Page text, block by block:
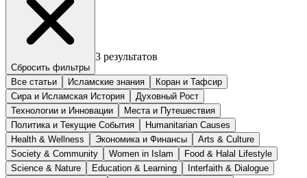
Сбросить фильтры
3 результатов
Все статьи Исламские знания
Коран и Тафсир
Сира и Исламская История
Духовный Рост
Технологии и Инновации
Места и Путешествия
Политика и Текущие События
Humanitarian Causes
Health & Wellness
Экономика и Финансы
Arts & Culture
Society & Community
Women in Islam
Food & Halal Lifestyle
Science & Nature
Education & Learning
Interfaith & Dialogue